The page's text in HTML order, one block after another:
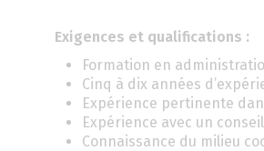
Exigences et qualifications :
Formation en
Cinq à dix années
Expérience pertinente
Expérience avec un
Connaissance du milieu